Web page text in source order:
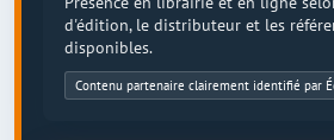
d'édition, le distributeur et les
disponibles.
Contenu partenaire clairement identifié par